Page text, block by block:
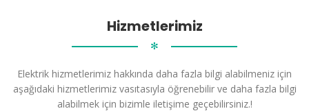
Hizmetlerimiz
✻
Elektrik hizmetlerimiz hakkında daha fazla bilgi alabilmeniz için
aşağıdaki hizmetlerimiz vasıtasıyla öğrenebilir ve daha fazla bilgi
alabilmek için bizimle iletişime geçebilirsiniz.!